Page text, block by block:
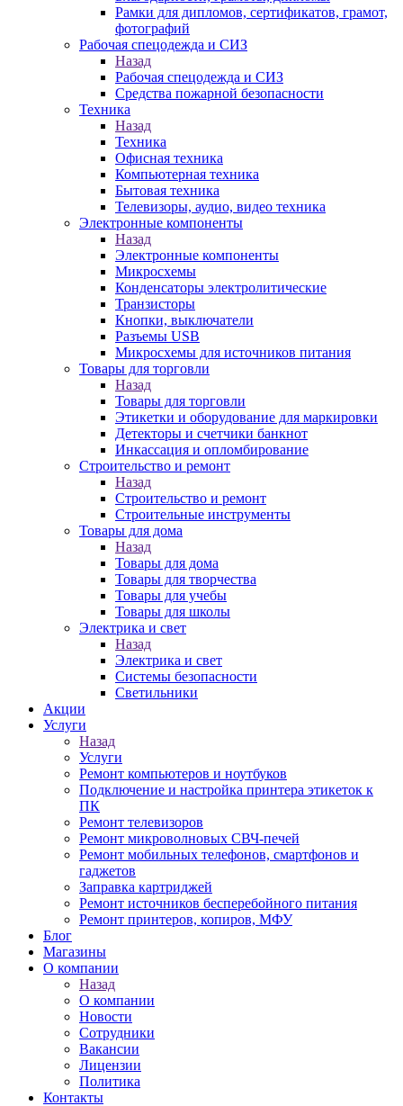
Рамки для дипломов, сертификатов, грамот,
фотографий
Рабочая спецодежда и СИЗ
Назад
Рабочая спецодежда и СИЗ
Средства пожарной безопасности
Техника
Назад
Техника
Офисная техника
Компьютерная техника
Бытовая техника
Телевизоры, аудио, видео техника
Электронные компоненты
Назад
Электронные компоненты
Микросхемы
Конденсаторы электролитические
Транзисторы
Кнопки, выключатели
Разъемы USB
Микросхемы для источников питания
Товары для торговли
Назад
Товары для торговли
Этикетки и оборудование для маркировки
Детекторы и счетчики банкнот
Инкассация и опломбирование
Строительство и ремонт
Назад
Строительство и ремонт
Строительные инструменты
Товары для дома
Назад
Товары для дома
Товары для творчества
Товары для учебы
Товары для школы
Электрика и свет
Назад
Электрика и свет
Системы безопасности
Светильники
Акции
Услуги
Назад
Услуги
Ремонт компьютеров и ноутбуков
Подключение и настройка принтера этикеток к
ПК
Ремонт телевизоров
Ремонт микроволновых СВЧ-печей
Ремонт мобильных телефонов, смартфонов и
гаджетов
Заправка картриджей
Ремонт источников бесперебойного питания
Ремонт принтеров, копиров, МФУ
Блог
Магазины
О компании
Назад
О компании
Новости
Сотрудники
Вакансии
Лицензии
Политика
Контакты